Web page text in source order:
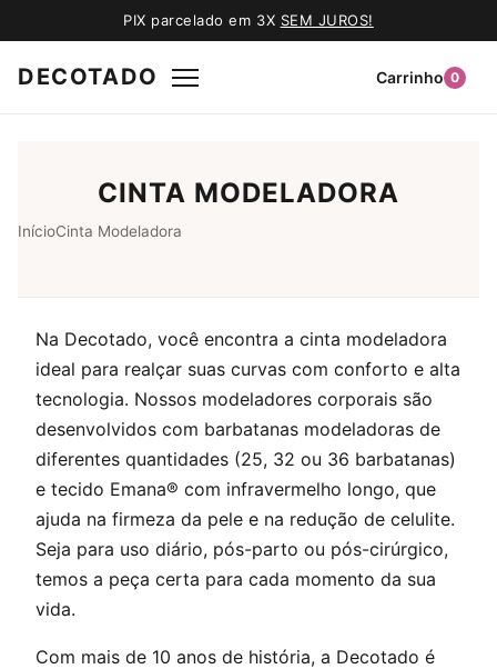
PIX parcelado em 3X SEM JUROS!
DECOTADO Carrinho 0
CINTA MODELADORA
InícioCinta Modeladora
Na Decotado, você encontra a cinta modeladora
ideal para realçar suas curvas com conforto e alta
tecnologia. Nossos modeladores corporais são
desenvolvidos com barbatanas modeladoras de
diferentes quantidades (25, 32 ou 36 barbatanas)
e tecido Emana® com infravermelho longo, que
ajuda na firmeza da pele e na redução de celulite.
Seja para uso diário, pós-parto ou pós-cirúrgico,
temos a peça certa para cada momento da sua
vida.
Com mais de 10 anos de história, a Decotado é